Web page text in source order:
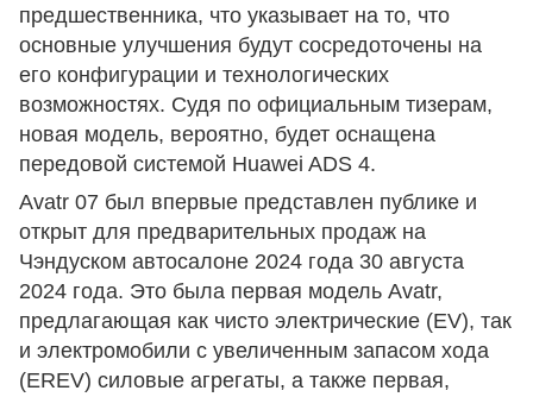
предшественника, что указывает на то, что
основные улучшения будут сосредоточены на
его конфигурации и технологических
возможностях. Судя по официальным тизерам,
новая модель, вероятно, будет оснащена
передовой системой Huawei ADS 4.
Avatr 07 был впервые представлен публике и
открыт для предварительных продаж на
Чэндуском автосалоне 2024 года 30 августа
2024 года. Это была первая модель Avatr,
предлагающая как чисто электрические (EV), так
и электромобили с увеличенным запасом хода
(EREV) силовые агрегаты, а также первая,